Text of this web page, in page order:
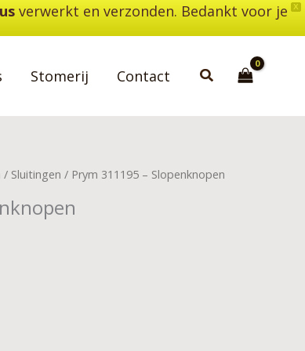
X
verwerkt en verzonden. Bedankt voor je
Stomerij Contact Zoeken
/ Sluitingen / Prym 311195 – Slopenknopen